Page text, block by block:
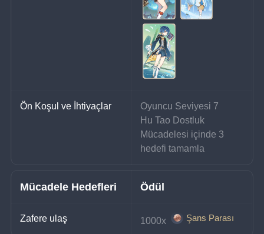
Ön Koşul ve İhtiyaçlar
Oyuncu Seviyesi 7
Hu Tao Dostluk
Mücadelesi içinde 3
hedefi tamamla
Mücadele Hedefleri Ödül
Zafere ulaş 1000x Şans Parası